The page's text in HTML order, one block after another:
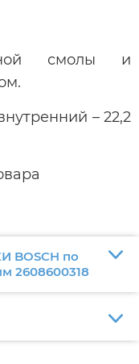
смолы и
– 22,2
BOSCH по
2608600318